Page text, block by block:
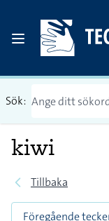
Sök:
kiwi
Tillbaka
Föregående